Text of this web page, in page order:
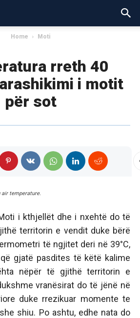
Home Moti
rreth 40
i motit
për sot
air temperature.
i kthjellët dhe i nxehtë do të
territorin e vendit duke bërë
të ngjitet deri në 39°C,
gjatë pasdites të këtë kalime
nëpër të gjithë territorin e
vranësirat do të jënë në
duke rrezikuar momente te
shiu. Po ashtu, edhe nata do